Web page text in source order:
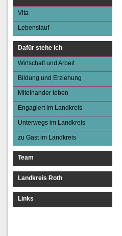
Vita
Lebenslauf
Dafür stehe ich
Wirtschaft und Arbeit
Bildung und Erziehung
Miteinander leben
Engagiert im Landkreis
Unterwegs im Landkreis
zu Gast im Landkreis
Team
Landkreis Roth
Links